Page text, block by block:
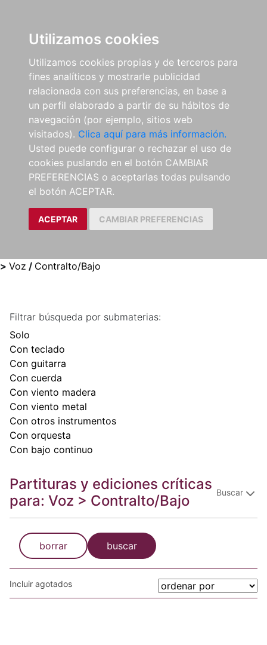
Utilizamos cookies
Utilizamos cookies propias y de terceros para
fines analíticos y mostrarle publicidad
relacionada con sus preferencias, en base a
un perfil elaborado a partir de su hábitos de
navegación (por ejemplo, sitios web
visitados). Clica aquí para más información.
Usted puede configurar o rechazar el uso de
cookies puslando en el botón CAMBIAR
PREFERENCIAS o aceptarlas todas pulsando
el botón ACEPTAR.
ACEPTAR CAMBIAR PREFERENCIAS
> Voz / Contralto/Bajo
Filtrar búsqueda por submaterias:
Solo
Con teclado
Con guitarra
Con cuerda
Con viento madera
Con viento metal
Con otros instrumentos
Con orquesta
Con bajo continuo
Partituras y ediciones críticas
para: Voz > Contralto/Bajo
Buscar
borrar buscar
Incluir agotados